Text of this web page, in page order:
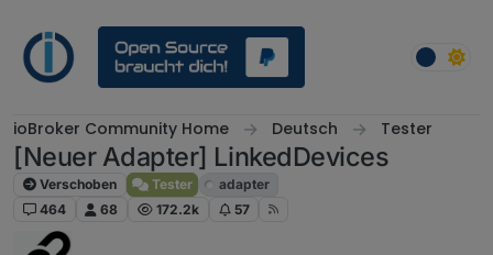
ioBroker Community Home Deutsch Tester
[Neuer Adapter] LinkedDevices
Verschoben Tester
adapter
464
68 172.2k 57